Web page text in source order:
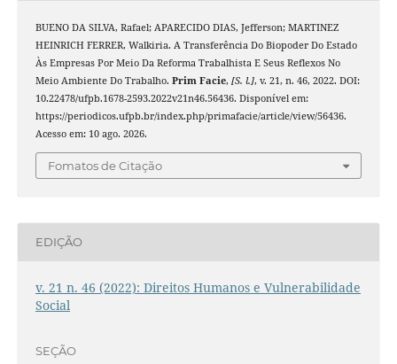
BUENO DA SILVA, Rafael; APARECIDO DIAS, Jefferson; MARTINEZ
HEINRICH FERRER, Walkiria. A Transferência Do Biopoder Do Estado
Às Empresas Por Meio Da Reforma Trabalhista E Seus Reflexos No
Meio Ambiente Do Trabalho. Prim Facie, [S. l.], v. 21, n. 46, 2022. DOI:
10.22478/ufpb.1678-2593.2022v21n46.56436. Disponível em:
https://periodicos.ufpb.br/index.php/primafacie/article/view/56436.
Acesso em: 10 ago. 2026.
Fomatos de Citação
EDIÇÃO
v. 21 n. 46 (2022): Direitos Humanos e Vulnerabilidade
Social
SEÇÃO